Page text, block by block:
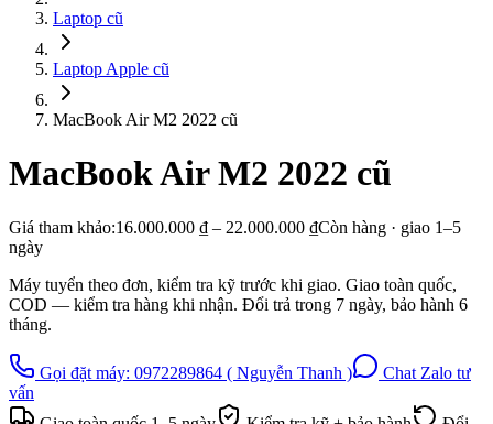
Laptop cũ
Laptop Apple cũ
MacBook Air M2 2022 cũ
MacBook Air M2 2022 cũ
Giá tham khảo:16.000.000 ₫ – 22.000.000 ₫Còn hàng · giao 1–5
ngày
Máy tuyển theo đơn, kiểm tra kỹ trước khi giao. Giao toàn quốc,
COD — kiểm tra hàng khi nhận. Đổi trả trong 7 ngày, bảo hành 6
tháng.
Gọi đặt máy: 0972289864 ( Nguyễn Thanh )
Chat Zalo tư
vấn